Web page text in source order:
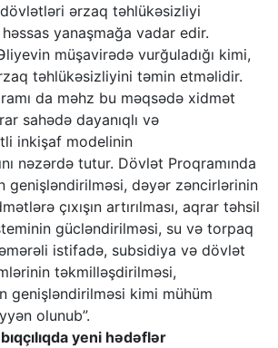
ərzaq təhlükəsizliyi
yanaşmağa vadar edir.
müşavirədə vurğuladığı kimi,
təhlükəsizliyini təmin etməlidir.
da məhz bu məqsədə xidmət
sahədə dayanıqlı və
inkişaf modelinin
nəzərdə tutur. Dövlət Proqramında
genişləndirilməsi, dəyər zəncirlərinin
çıxışın artırılması, aqrar təhsil
gücləndirilməsi, su və torpaq
istifadə, subsidiya və dövlət
təkmilləşdirilməsi,
genişləndirilməsi kimi mühüm
olunub”.
yeni hədəflər